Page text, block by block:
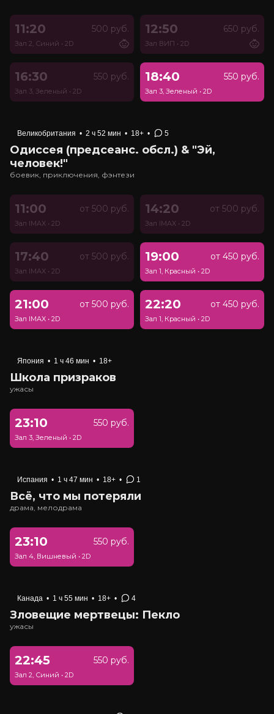
11:20 500 руб.
Зал 2, Синий • 2D
12:50 650 руб.
Зал ВИП • 2D
16:30 550 руб.
Зал 3, Зеленый • 2D
18:40 550 руб.
Зал 3, Зеленый • 2D
Великобритания • 2 ч 52 мин • 18+ • 5
Одиссея (предсеанс. обсл.) & "Эй,
человек!"
боевик, приключения, фэнтези
11:00 от 500 руб.
Зал IMAX • 2D
14:20 от 500 руб.
Зал IMAX • 2D
17:40 от 500 руб.
Зал IMAX • 2D
19:00 от 450 руб.
Зал 1, Красный • 2D
21:00 от 500 руб.
Зал IMAX • 2D
22:20 от 450 руб.
Зал 1, Красный • 2D
Япония • 1 ч 46 мин • 18+
Школа призраков
ужасы
23:10 550 руб.
Зал 3, Зеленый • 2D
Испания • 1 ч 47 мин • 18+ • 1
Всё, что мы потеряли
драма, мелодрама
23:10 550 руб.
Зал 4, Вишневый • 2D
Канада • 1 ч 55 мин • 18+ • 4
Зловещие мертвецы: Пекло
ужасы
22:45 550 руб.
Зал 2, Синий • 2D